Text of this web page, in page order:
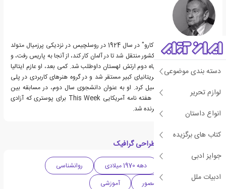
دسته بندی موضوعی
لوازم تحریر
انواع داستان
کتاب های برگزیده
جوایز ادبی
ادبیات ملل
یرجی دونین-برژینسکی "کارو" در سال 1924 در روسلچیس در نزدیکی پرزمیال متولد
شد. در سال 1943، وی از کشور منتقل شد تا در آلمان کار کند، از آنجا به پاریس رفت، و
در آنجا داوطلبانه برای سپاه دوم ارتش لهستان داوطلب شد. کمی بعد، او عازم ایتالیا
شد. پس از جنگ، او در بریتانیای کبیر مستقر شد و در گروه هنرهای کاربردی در پلی
تکنیک بورو در لندن تحصیل کرد. او به عنوان دانشجوی سال دوم، در مسابقه بین
المللی گرافیکی که توسط هفته نامه آمریکایی This Week برای پوستری که آزادی
ملت ها را تبلیغ می کند، برنده شد.
دسته بندی های کتاب طراحی گرافیک
دهه 1970 میلادی
روانشناسی
هنری
کتاب مصور آموزشی